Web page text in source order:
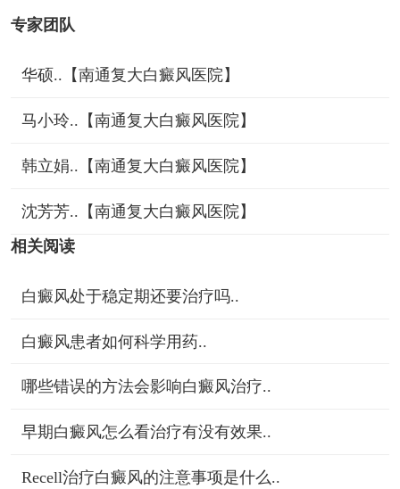
专家团队
华硕..【南通复大白癜风医院】
马小玲..【南通复大白癜风医院】
韩立娟..【南通复大白癜风医院】
沈芳芳..【南通复大白癜风医院】
相关阅读
白癜风处于稳定期还要治疗吗..
白癜风患者如何科学用药..
哪些错误的方法会影响白癜风治疗..
早期白癜风怎么看治疗有没有效果..
Recell治疗白癜风的注意事项是什么..